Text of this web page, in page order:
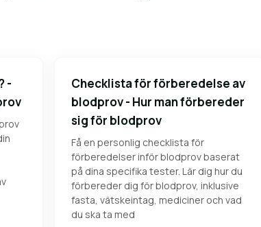
-
Checklista för förberedelse av
blodprov - Hur man förbereder
sig för blodprov
Få en personlig checklista för
förberedelser inför blodprov baserat
på dina specifika tester. Lär dig hur du
förbereder dig för blodprov, inklusive
fasta, vätskeintag, mediciner och vad
du ska ta med